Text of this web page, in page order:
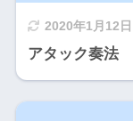
2020年1月12日
アタック奏法